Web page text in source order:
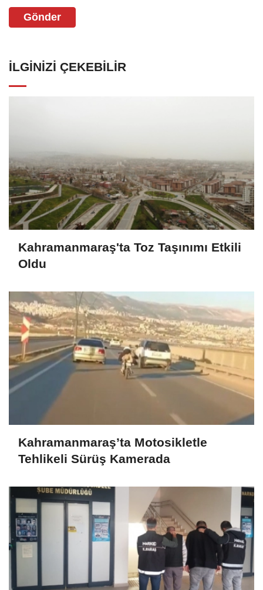
Gönder
İLGINIZI ÇEKEBILIR
Kahramanmaraş'ta Toz Taşınımı Etkili
Oldu
Kahramanmaraş’ta Motosikletle
Tehlikeli Sürüş Kamerada